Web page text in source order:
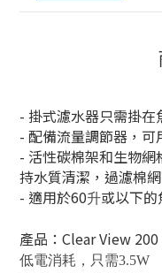
- 掛式濾水器只需掛在
- 配備流量調節器，可
- 活性碳棉架和生物
持水質清潔，過濾棉
- 適用於60升或以下的
產品：Clear View 200
低電消耗，只需3.5W